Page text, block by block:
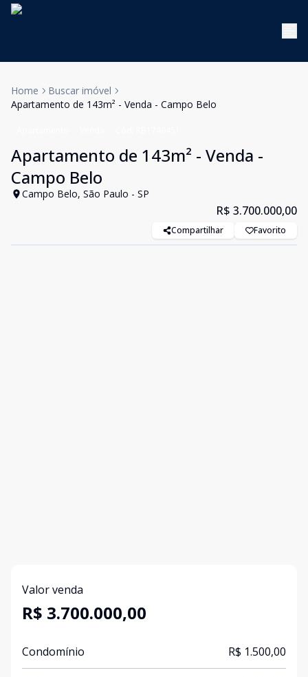
Home
Buscar imóvel
Apartamento de 143m² - Venda - Campo Belo
Apartamento de 143m² - Venda -
Campo Belo
Campo Belo, São Paulo - SP
R$ 3.700.000,00
Compartilhar Favorito
Valor venda
R$ 3.700.000,00
Condomínio R$ 1.500,00